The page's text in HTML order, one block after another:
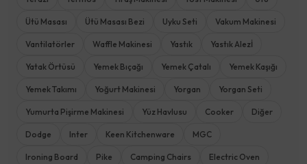
Ütü Masası Ütü Masası Bezi Uyku Seti Vakum Makinesi
Vantilatörler Waffle Makinesi Yastık Yastık Alezİ
Yatak Örtüsü Yemek Bıçağı Yemek Çatalı Yemek Kaşığı
Yemek Takımı Yoğurt Makinesi Yorgan Yorgan Seti
Yumurta Pişirme Makinesi Yüz Havlusu Cooker Diğer
Dodge Inter Keen Kitchenware MGC
Ironing Board Pike Camping Chairs Electric Oven